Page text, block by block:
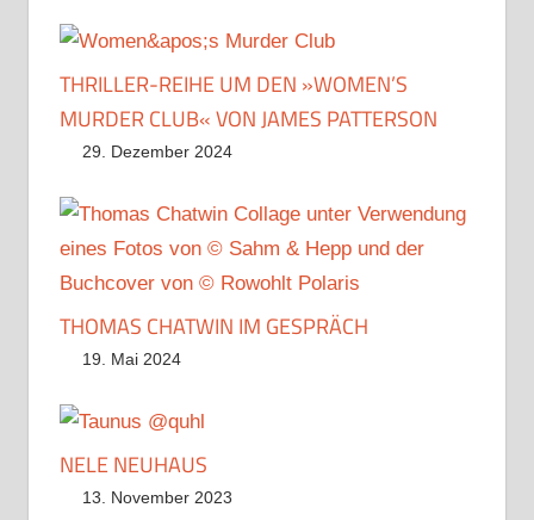
THRILLER-REIHE UM DEN »WOMEN’S
MURDER CLUB« VON JAMES PATTERSON
29. Dezember 2024
THOMAS CHATWIN IM GESPRÄCH
19. Mai 2024
NELE NEUHAUS
13. November 2023